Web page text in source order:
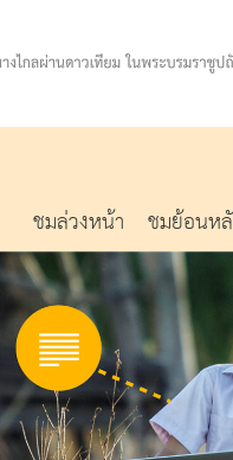
ชมล่วงหน้า ชมย้อนห